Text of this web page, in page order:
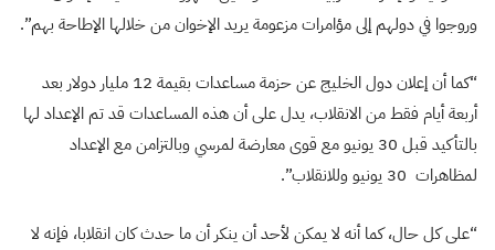
وروجوا في دولهم إلى مؤامرات مزعومة يريد الإخوان من خلالها الإطاحة بهم”.
“كما أن إعلان دول الخليج عن حزمة مساعدات بقيمة 12 مليار دولار بعد
أربعة أيام فقط من الانقلاب، يدل على أن هذه المساعدات قد تم الإعداد لها
بالتأكيد قبل 30 يونيو مع قوى معارضة لمرسي وبالتزامن مع الإعداد
لمظاهرات 30 يونيو وللانقلاب”.
“على كل حال، كما أنه لا يمكن لأحد أن ينكر أن ما حدث كان انقلابا، فإنه لا